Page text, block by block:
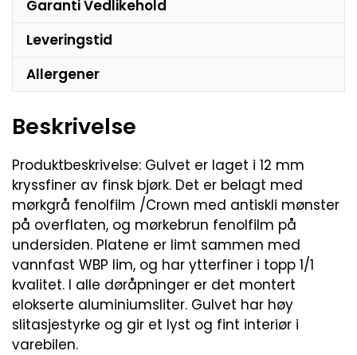
Garanti Vedlikehold
Leveringstid
Allergener
Beskrivelse
Produktbeskrivelse: Gulvet er laget i 12 mm
kryssfiner av finsk bjørk. Det er belagt med
mørkgrå fenolfilm /Crown med antiskli mønster
på overflaten, og mørkebrun fenolfilm på
undersiden. Platene er limt sammen med
vannfast WBP lim, og har ytterfiner i topp 1/1
kvalitet. I alle døråpninger er det montert
elokserte aluminiumsliter. Gulvet har høy
slitasjestyrke og gir et lyst og fint interiør i
varebilen.